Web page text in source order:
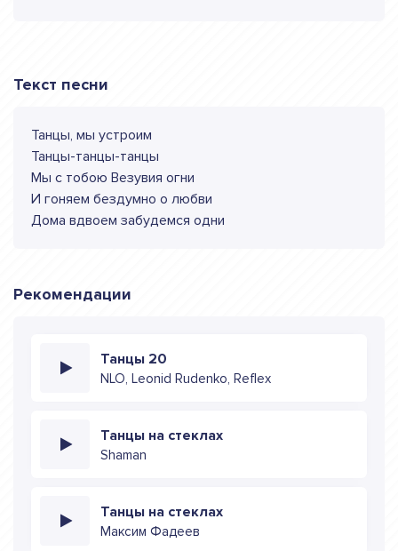
Текст песни
Танцы, мы устроим
Танцы-танцы-танцы
Мы с тобою Везувия огни
И гоняем бездумно о любви
Дома вдвоем забудемся одни
Рекомендации
Танцы 20
NLO, Leonid Rudenko, Reflex
Танцы на стеклах
Shaman
Танцы на стеклах
Максим Фадеев